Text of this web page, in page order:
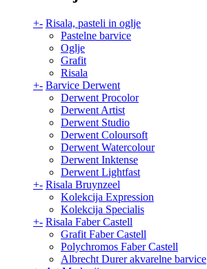
+- Risala, pasteli in oglje
Pastelne barvice
Oglje
Grafit
Risala
+- Barvice Derwent
Derwent Procolor
Derwent Artist
Derwent Studio
Derwent Coloursoft
Derwent Watercolour
Derwent Inktense
Derwent Lightfast
+- Risala Bruynzeel
Kolekcija Expression
Kolekcija Specialis
+- Risala Faber Castell
Grafit Faber Castell
Polychromos Faber Castell
Albrecht Durer akvarelne barvice